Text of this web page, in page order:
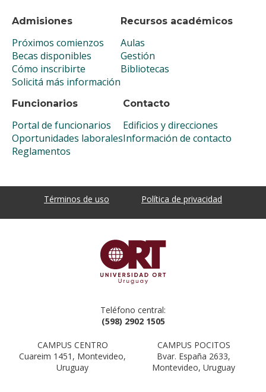
Admisiones
Próximos comienzos
Becas disponibles
Cómo inscribirte
Solicitá más información
Recursos académicos
Aulas
Gestión
Bibliotecas
Funcionarios
Portal de funcionarios
Oportunidades laborales
Reglamentos
Contacto
Edificios y direcciones
Información de contacto
Términos de uso Política de privacidad
Teléfono central:
(598) 2902 1505
CAMPUS CENTRO
Cuareim 1451, Montevideo,
Uruguay
CAMPUS POCITOS
Bvar. España 2633,
Montevideo, Uruguay